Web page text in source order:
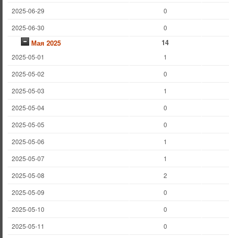
2025-06-29
0
2025-06-30
0
Мая 2025 14
2025-05-01
1
2025-05-02
0
2025-05-03
1
2025-05-04
0
2025-05-05
0
2025-05-06
1
2025-05-07
1
2025-05-08
2
2025-05-09
0
2025-05-10
0
2025-05-11
0